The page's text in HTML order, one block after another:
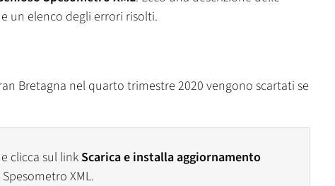
un elenco degli errori risolti.
Bretagna nel quarto trimestre 2020 vengono scartati se
clicca sul linkScarica e installa aggiornamento
XML.